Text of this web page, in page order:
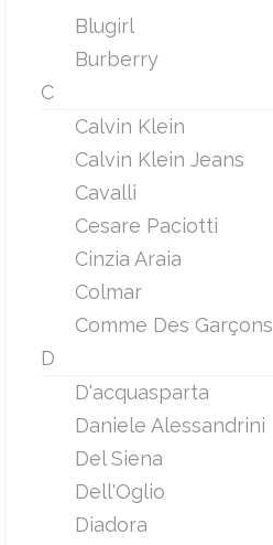
Blugirl
Burberry
C
Calvin Klein
Calvin Klein Jeans
Cavalli
Cesare Paciotti
Cinzia Araia
Colmar
Comme Des Garçons
D
D'acquasparta
Daniele Alessandrini
Del Siena
Dell'Oglio
Diadora